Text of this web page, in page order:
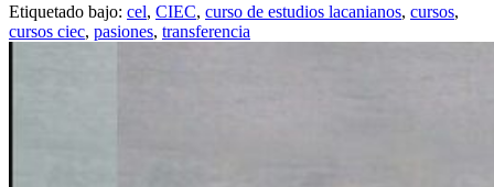
Etiquetado bajo: cel, CIEC, curso de estudios lacanianos, cursos,
cursos ciec, pasiones, transferencia